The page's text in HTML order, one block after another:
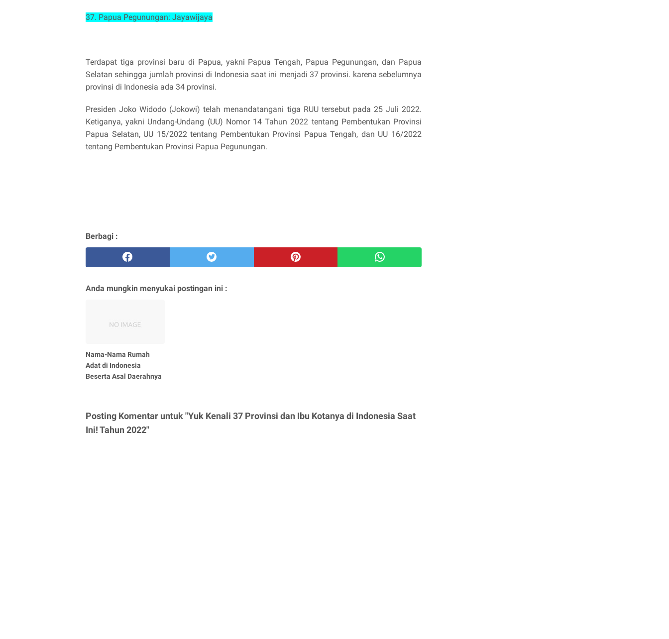
37. Papua Pegunungan: Jayawijaya
Terdapat tiga provinsi baru di Papua, yakni Papua Tengah, Papua Pegunungan, dan Papua
Selatan sehingga jumlah provinsi di Indonesia saat ini menjadi 37 provinsi. karena sebelumnya
provinsi di Indonesia ada 34 provinsi.
Presiden Joko Widodo (Jokowi) telah menandatangani tiga RUU tersebut pada 25 Juli 2022.
Ketiganya, yakni Undang-Undang (UU) Nomor 14 Tahun 2022 tentang Pembentukan Provinsi
Papua Selatan, UU 15/2022 tentang Pembentukan Provinsi Papua Tengah, dan UU 16/2022
tentang Pembentukan Provinsi Papua Pegunungan.
Berbagi :
Anda mungkin menyukai postingan ini :
Nama-Nama Rumah
Adat di Indonesia
Beserta Asal Daerahnya
Posting Komentar untuk "Yuk Kenali 37 Provinsi dan Ibu Kotanya di Indonesia Saat
Ini! Tahun 2022"